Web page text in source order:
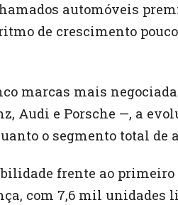
automóveis
de crescimento
marcas mais
Audi e Porsche —, a
o segmento total de
frente ao primeiro
com 7,6 mil unidades